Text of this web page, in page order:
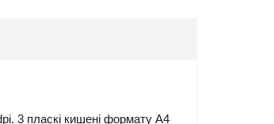
3 пласкі кишені формату А4